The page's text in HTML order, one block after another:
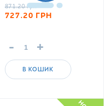
сильногазований напій
871.20 грн
727.20 ГРН
- +
В КОШИК